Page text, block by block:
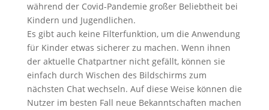
während der Covid-Pandemie großer Beliebtheit bei
Kindern und Jugendlichen.
Es gibt auch keine Filterfunktion, um die Anwendung
für Kinder etwas sicherer zu machen. Wenn ihnen
der aktuelle Chatpartner nicht gefällt, können sie
einfach durch Wischen des Bildschirms zum
nächsten Chat wechseln. Auf diese Weise können die
Nutzer im besten Fall neue Bekanntschaften machen